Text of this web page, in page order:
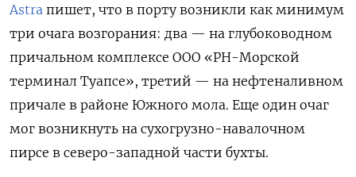
Astra пишет, что в порту возникли как минимум
три очага возгорания: два — на глубоководном
причальном комплексе ООО «РН-Морской
терминал Туапсе», третий — на нефтеналивном
причале в районе Южного мола. Еще один очаг
мог возникнуть на сухогрузно-навалочном
пирсе в северо-западной части бухты.